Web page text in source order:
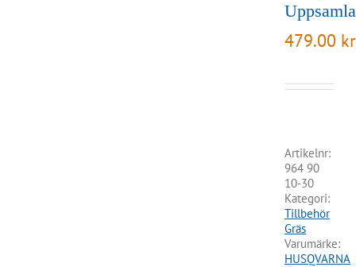
479.00 kr
Artikelnr:
964 90
10-30
Kategori:
Tillbehör
Gräs
Varumärke:
HUSQVARNA